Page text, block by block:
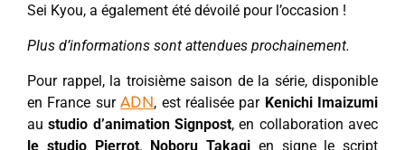
Sei Kyou, a également été dévoilé pour l’occasion !
Plus d’informations sont attendues prochainement.
Pour rappel, la troisième saison de la série, disponible
en France surADN, est réalisée par Kenichi Imaizumi
austudio d’animation Signpost, en collaboration avec
le studio Pierrot. Noboru Takagi en signe le script